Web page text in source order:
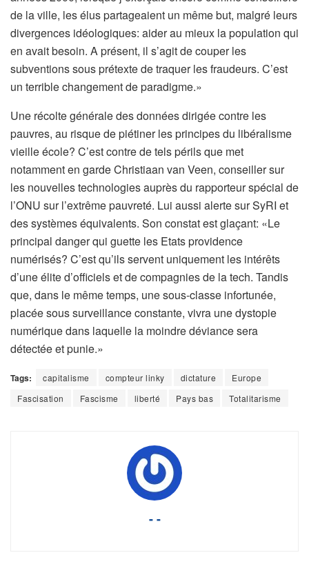
de la ville, les élus partageaient un même but, malgré leurs
divergences idéologiques: aider au mieux la population qui
en avait besoin. A présent, il s’agit de couper les
subventions sous prétexte de traquer les fraudeurs. C’est
un terrible changement de paradigme.»
Une récolte générale des données dirigée contre les
pauvres, au risque de piétiner les principes du libéralisme
vieille école? C’est contre de tels périls que met
notamment en garde Christiaan van Veen, conseiller sur
les nouvelles technologies auprès du rapporteur spécial de
l’ONU sur l’extrême pauvreté. Lui aussi alerte sur SyRI et
des systèmes équivalents. Son constat est glaçant: «Le
principal danger qui guette les Etats providence
numérisés? C’est qu’ils servent uniquement les intérêts
d’une élite d’officiels et de compagnies de la tech. Tandis
que, dans le même temps, une sous-classe infortunée,
placée sous surveillance constante, vivra une dystopie
numérique dans laquelle la moindre déviance sera
détectée et punie.»
Tags: capitalisme compteur linky dictature
Europe
Fascisation
Fascisme liberté Pays bas Totalitarisme
- -